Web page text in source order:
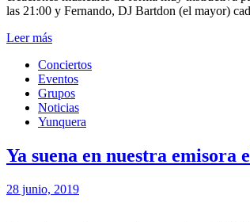
las 21:00 y Fernando, DJ Bartdon (el mayor)
Leer más
Conciertos
Eventos
Grupos
Noticias
Yunquera
Ya suena en nuestra
28 junio, 2019